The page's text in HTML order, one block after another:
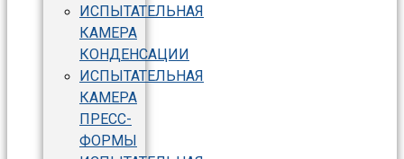
ИСПЫТАТЕЛЬНАЯ
КАМЕРА
КОНДЕНСАЦИИ
ИСПЫТАТЕЛЬНАЯ
КАМЕРА
ПРЕСС-
ФОРМЫ